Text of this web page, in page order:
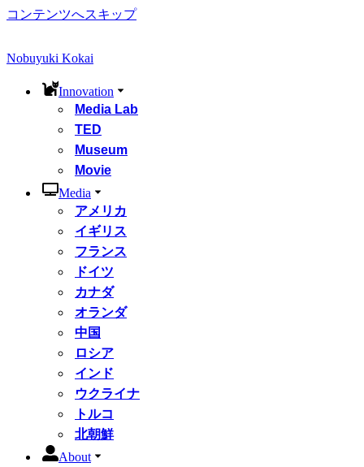
コンテンツへスキップ
Nobuyuki Kokai
Innovation
Media Lab
TED
Museum
Movie
Media
アメリカ
イギリス
フランス
ドイツ
カナダ
オランダ
中国
ロシア
インド
ウクライナ
トルコ
北朝鮮
About